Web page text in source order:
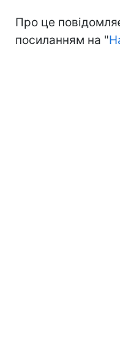
Про це
посиланням на "